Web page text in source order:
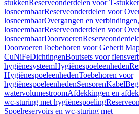
stukkenReserveonderdelen voor T-
losneembaarReserveonderdelen voor
losneembaarOvergangen en verbindingen,
losneembaarReserveonderdelen voor
losneembaarDoorvoeren
DoorvoerenToebehoren voor Geberit
CuNiFeDichtingenBoutsets voor
hygiënesysteemHygiënespoeleenheden
HygiënespoeleenhedenToebehoren voor
hygiënespoeleenhedenSensorenKabel
watervolumestroomAfdekkingen en
wc-sturing met hygiënespoeling
Spoelreservoirs en wc-sturing met